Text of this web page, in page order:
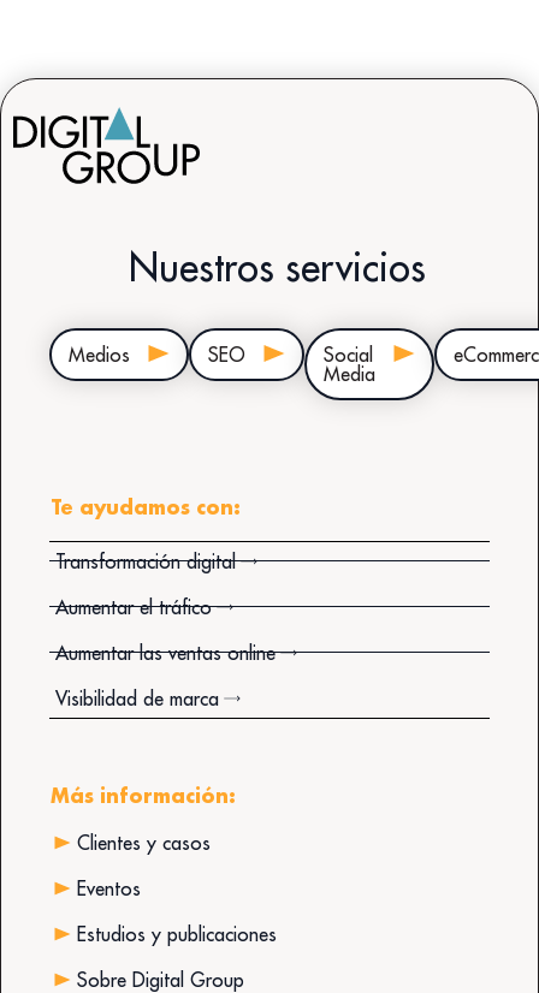
Nuestros servicios
Medios SEO
Social
Media
Te ayudamos con:
Transformación digital
Aumentar el tráfico
Aumentar las ventas online
Visibilidad de marca
Más información:
Clientes y casos
Eventos
Estudios y publicaciones
Sobre Digital Group